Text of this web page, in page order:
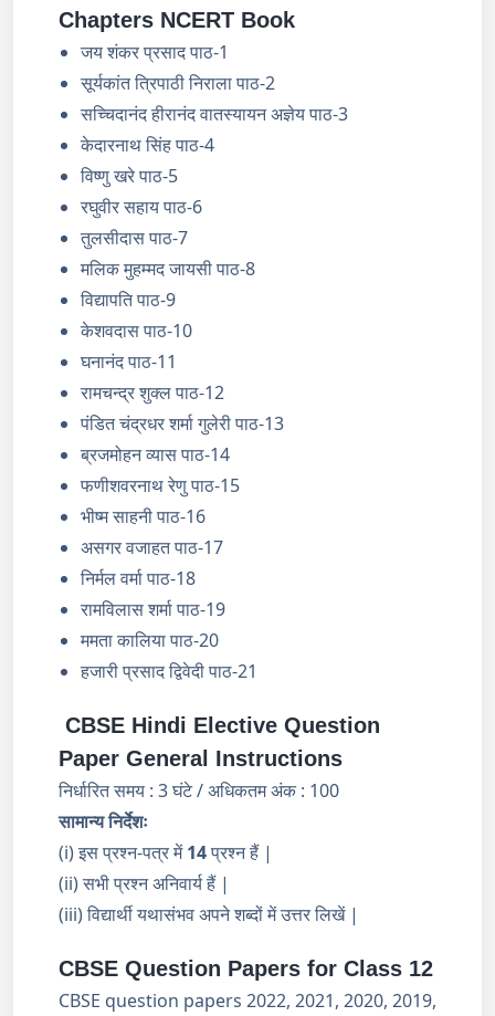
Chapters NCERT Book
जय शंकर प्रसाद पाठ-1
सूर्यकांत त्रिपाठी निराला पाठ-2
सच्चिदानंद हीरानंद वातस्यायन अज्ञेय पाठ-3
केदारनाथ सिंह पाठ-4
विष्णु खरे पाठ-5
रघुवीर सहाय पाठ-6
तुलसीदास पाठ-7
मलिक मुहम्मद जायसी पाठ-8
विद्यापति पाठ-9
केशवदास पाठ-10
घनानंद पाठ-11
रामचन्द्र शुक्ल पाठ-12
पंडित चंद्रधर शर्मा गुलेरी पाठ-13
ब्रजमोहन व्यास पाठ-14
फणीशवरनाथ रेणु पाठ-15
भीष्म साहनी पाठ-16
असगर वजाहत पाठ-17
निर्मल वर्मा पाठ-18
रामविलास शर्मा पाठ-19
ममता कालिया पाठ-20
हजारी प्रसाद द्विवेदी पाठ-21
CBSE Hindi Elective Question
Paper General Instructions
निर्धारित समय : 3 घंटे / अधिकतम अंक : 100
सामान्यनिर्देशः
(i) इस प्रश्न-पत्र में14प्रश्न हैं |
(ii) सभी प्रश्न अनिवार्य हैं |
(iii) विद्यार्थी यथासंभव अपने शब्दों में उत्तर लिखें |
CBSE Question Papers for Class 12
CBSE question papers 2022, 2021, 2020, 2019,